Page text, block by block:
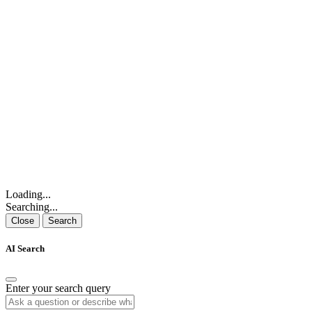
Loading...
Searching...
Close Search
AI Search
Enter your search query